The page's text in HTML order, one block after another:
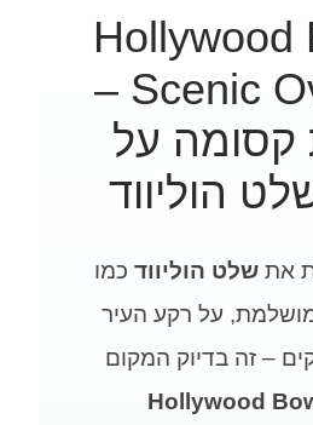
🎬
Scenic Overlook –
קסומה על
הוליווד
אתשלט הוליווד כמו
מושלמת, על רקע העיר
– זה בדיוק המקום
Hollywood